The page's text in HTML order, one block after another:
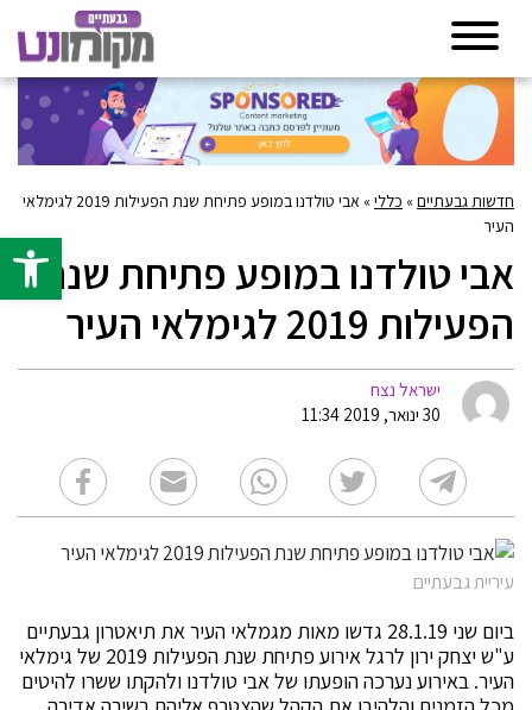
פתח
חדשות גבעתיים» כללי»
אבי טולדנו במופע פתיחת שנת הפעילות 2019 לגימלאי
העיר
אבי טולדנו במופע פתיחת שנת
הפעילות 2019 לגימלאי העיר
ישראל נצח
30 ינואר, 2019 11:34
עיריית גבעתיים
ביום שני 28.1.19 גדשו מאות מגמלאי העיר את תיאטרון גבעתיים
ע"ש יצחק ירון לרגל אירוע פתיחת שנת הפעילות 2019 של גימלאי
העיר. באירוע נערכה הופעתו של אבי טולדנו ולהקתו ששרו להיטים